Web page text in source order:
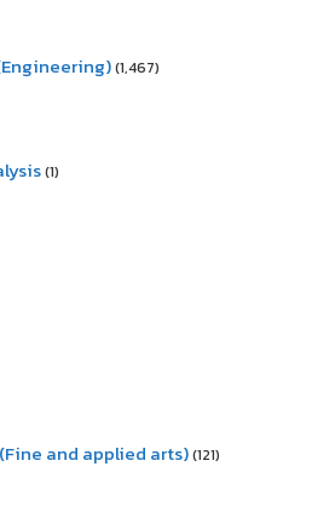
(1,467)
(1)
and applied arts)(121)